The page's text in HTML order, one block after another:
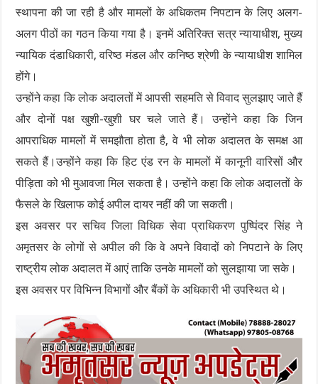
स्थापना की जा रही है और मामलों के अधिकतम निपटान के लिए अलग-
अलग पीठों का गठन किया गया है। इनमें अतिरिक्त सत्र न्यायाधीश, मुख्य
न्यायिक दंडाधिकारी, वरिष्ठ मंडल और कनिष्ठ श्रेणी के न्यायाधीश शामिल
होंगे।
उन्होंने कहा कि लोक अदालतों में आपसी सहमति से विवाद सुलझाए जाते हैं
और दोनों पक्ष खुशी-खुशी घर चले जाते हैं। उन्होंने कहा कि जिन
आपराधिक मामलों में समझौता होता है, वे भी लोक अदालत के समक्ष आ
सकते हैं।उन्होंने कहा कि हिट एंड रन के मामलों में कानूनी वारिसों और
पीड़िता को भी मुआवजा मिल सकता है। उन्होंने कहा कि लोक अदालतों के
फैसले के खिलाफ कोई अपील दायर नहीं की जा सकती।
इस अवसर पर सचिव जिला विधिक सेवा प्राधिकरण पुष्पिंदर सिंह ने
अमृतसर के लोगों से अपील की कि वे अपने विवादों को निपटाने के लिए
राष्ट्रीय लोक अदालत में आएं ताकि उनके मामलों को सुलझाया जा सके।
इस अवसर पर विभिन्न विभागों और बैंकों के अधिकारी भी उपस्थित थे।